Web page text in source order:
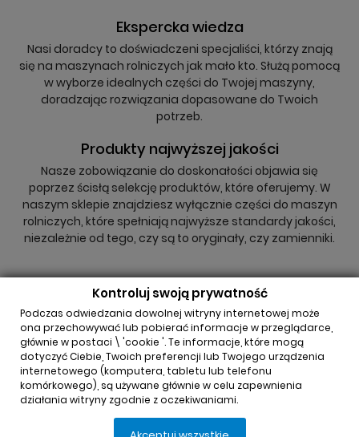
Ekspercka wiedza
Nasi doradcy to doświadczeni specjaliści, którzy znają
się na maszynach rolniczych jak mało kto. Służą pomocą
w wyborze idealnych części do Twojej maszyny,
doradzając rozwiązania dopasowane do Twoich
potrzeb.
Produkty najwyższej jakości
Nasze zobowiązanie do doskonałości objawia się
poprzez ścisłą selekcję produktów, które oferujemy. W
naszym sklepie znajdziesz wyłącznie części do maszyn
rolniczych, które spełniają najwyższe standardy jakości,
niezależnie od tego, czy są to oryginały, czy zamienniki.
INFORMACJA O SKLEPIE 
REGULAMINY
Kontroluj swoją prywatność
Podczas odwiedzania dowolnej witryny internetowej może
ona przechowywać lub pobierać informacje w przeglądarce,
głównie w postaci \ 'cookie '. Te informacje, które mogą
dotyczyć Ciebie, Twoich preferencji lub Twojego urządzenia
internetowego (komputera, tabletu lub telefonu
komórkowego), są używane głównie w celu zapewnienia
działania witryny zgodnie z oczekiwaniami.